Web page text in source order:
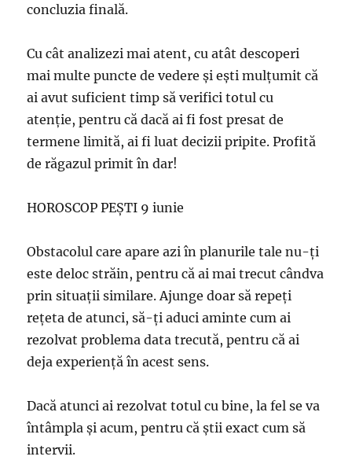
concluzia finală.
Cu cât analizezi mai atent, cu atât descoperi
mai multe puncte de vedere şi eşti mulţumit că
ai avut suficient timp să verifici totul cu
atenţie, pentru că dacă ai fi fost presat de
termene limită, ai fi luat decizii pripite. Profită
de răgazul primit în dar!
HOROSCOP PEȘTI 9 iunie
Obstacolul care apare azi în planurile tale nu-ţi
este deloc străin, pentru că ai mai trecut cândva
prin situaţii similare. Ajunge doar să repeţi
reţeta de atunci, să-ţi aduci aminte cum ai
rezolvat problema data trecută, pentru că ai
deja experienţă în acest sens.
Dacă atunci ai rezolvat totul cu bine, la fel se va
întâmpla şi acum, pentru că ştii exact cum să
intervii.